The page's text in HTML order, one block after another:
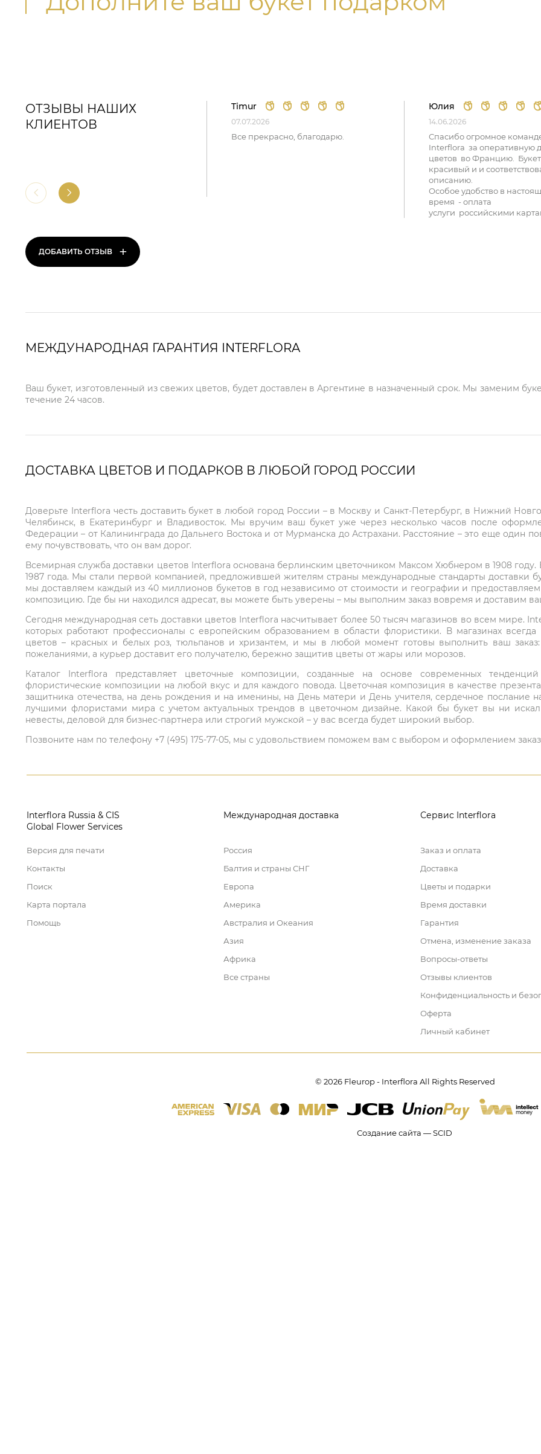
ОТЗЫВЫ НАШИХ
КЛИЕНТОВ
ДОБАВИТЬ ОТЗЫВ +
Timur
07.07.2026
Все прекрасно, благодарю.
Юлия
14.06.2026
Спасибо огромное
Interflora за оперативную
цветов во Францию.
красивый и и
описанию.
Особое удобство в
время - оплата
услуги российскими
МЕЖДУНАРОДНАЯ ГАРАНТИЯ INTERFLORA
Ваш букет, изготовленный из свежих цветов, будет доставлен в Аргентине в назначенный срок. Мы заменим
течение 24 часов.
ДОСТАВКА ЦВЕТОВ И ПОДАРКОВ В ЛЮБОЙ ГОРОД РОССИИ
Доверьте Interflora честь доставить букет в любой город России – в Москву и Санкт-Петербург, в Нижний
Челябинск, в Екатеринбург и Владивосток. Мы вручим ваш букет уже через несколько часов после
Федерации – от Калининграда до Дальнего Востока и от Мурманска до Астрахани. Расстояние – это еще один
ему почувствовать, что он вам дорог.
Всемирная служба доставки цветов Interflora основана берлинским цветочником Максом Хюбнером в 1908
1987 года. Мы стали первой компанией, предложившей жителям страны международные стандарты доставки
мы доставляем каждый из 40 миллионов букетов в год независимо от стоимости и географии и
композицию. Где бы ни находился адресат, вы можете быть уверены – мы выполним заказ вовремя и доставим
Сегодня международная сеть доставки цветов Interflora насчитывает более 50 тысяч магазинов во всем мире.
которых работают профессионалы с европейским образованием в области флористики. В магазинах
цветов – красных и белых роз, тюльпанов и хризантем, и мы в любой момент готовы выполнить ваш
пожеланиями, а курьер доставит его получателю, бережно защитив цветы от жары или морозов.
Каталог Interflora представляет цветочные композиции, созданные на основе современных
флористические композиции на любой вкус и для каждого повода. Цветочная композиция в качестве
защитника отечества, на день рождения и на именины, на День матери и День учителя, сердечное послание
лучшими флористами мира с учетом актуальных трендов в цветочном дизайне. Какой бы букет вы ни
невесты, деловой для бизнес-партнера или строгий мужской – у вас всегда будет широкий выбор.
Позвоните нам по телефону +7 (495) 175-77-05, мы с удовольствием поможем вам с выбором и оформлением
Interflora Russia & CIS
Global Flower Services
Версия для печати
Контакты
Поиск
Карта портала
Помощь
Международная доставка
Россия
Балтия и страны СНГ
Европа
Америка
Австралия и Океания
Азия
Африка
Все страны
Сервис Interflora
Заказ и оплата
Доставка
Цветы и подарки
Время доставки
Гарантия
Отмена, изменение заказа
Вопросы-ответы
Отзывы клиентов
Конфиденциальность и
Оферта
Личный кабинет
© 2026 Fleurop - Interflora All Rights Reserved
Создание сайта — SCID